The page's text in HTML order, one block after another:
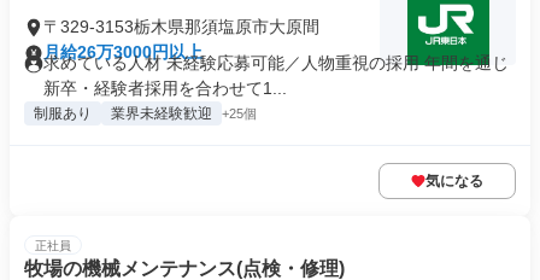
〒329-3153栃木県那須塩原市大原間
月給26万3000円以上
求めている人材 未経験応募可能／人物重視の採用 年間を通じ
新卒・経験者採用を合わせて1...
制服あり 業界未経験歓迎 +25個
気になる
正社員
牧場の機械メンテナンス(点検・修理)